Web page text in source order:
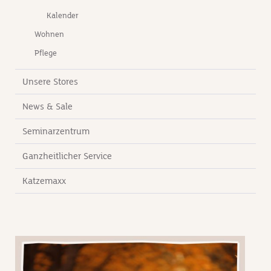
Kalender
Wohnen
Pflege
Unsere Stores
News & Sale
Seminarzentrum
Ganzheitlicher Service
Katzemaxx